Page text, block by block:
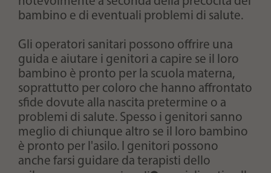
bambino e di eventuali problemi di salute.
Gli operatori sanitari possono offrire una
guida e aiutare i genitori a capire se il loro
bambino è pronto per la scuola materna,
soprattutto per coloro che hanno affrontato
sfide dovute alla nascita pretermine o a
problemi di salute. Spesso i genitori sanno
meglio di chiunque altro se il loro bambino
è pronto per l'asilo. I genitori possono
anche farsi guidare da terapisti dello